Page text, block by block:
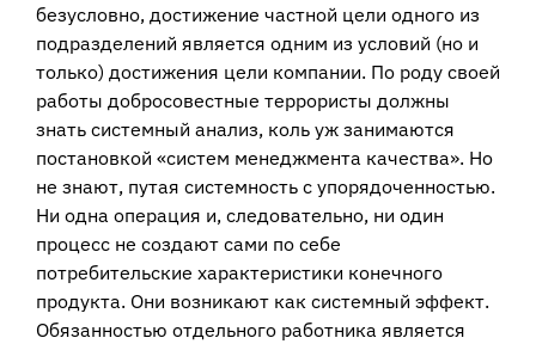
безусловно, достижение частной цели одного из
подразделений является одним из условий (но и
только) достижения цели компании. По роду своей
работы добросовестные террористы должны
знать системный анализ, коль уж занимаются
постановкой «систем менеджмента качества». Но
не знают, путая системность с упорядоченностью.
Ни одна операция и, следовательно, ни один
процесс не создают сами по себе
потребительские характеристики конечного
продукта. Они возникают как системный эффект.
Обязанностью отдельного работника является